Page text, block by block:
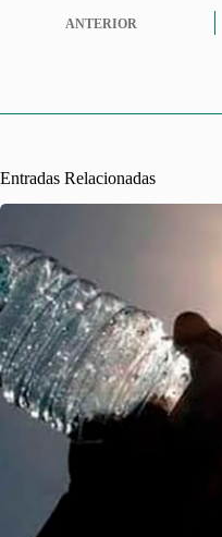
ANTERIOR
Entradas Relacionadas